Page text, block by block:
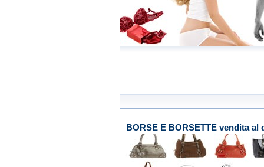
BORSE E BORSETTE vendita al